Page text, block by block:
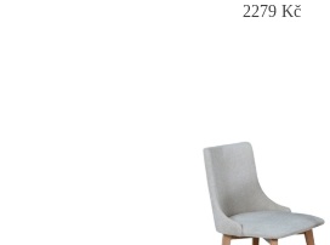
2279 Kč